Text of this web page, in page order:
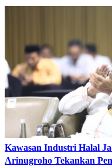
Kawasan Industri Halal
Arinugroho Tekankan